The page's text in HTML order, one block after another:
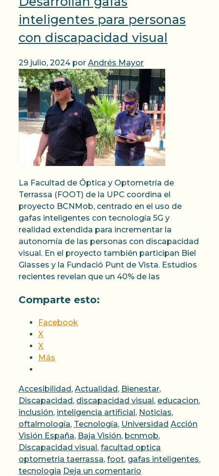
inteligentes para personas
con discapacidad visual
29 julio, 2024 por Andrés Mayor
La Facultad de Óptica y Optometría de
Terrassa (FOOT) de la UPC coordina el
proyecto BCNMob, centrado en el uso de
gafas inteligentes con tecnología 5G y
realidad extendida para incrementar la
autonomía de las personas con discapacidad
visual. En el proyecto también participan Biel
Glasses y la Fundació Punt de Vista. Estudios
recientes revelan que un 40% de las
Comparte esto:
Facebook
X
X
Más
Categorías
Accesibilidad, Actualidad, Bienestar,
Discapacidad, discapacidad visual, educacion,
inclusión, inteligencia artificial, Noticias,
oftalmología, Tecnología, Universidad Etiquetas
Acción
Visión España, Baja Visión, bcnmob,
Discapacidad visual, facultad optica
optometria taerrassa, foot, gafas inteligentes,
tecnologia Deja un comentario